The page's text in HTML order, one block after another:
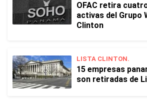
OFAC retira
activas del Grupo
Clinton
LISTA CLINTON.
15 empresas
son retiradas de